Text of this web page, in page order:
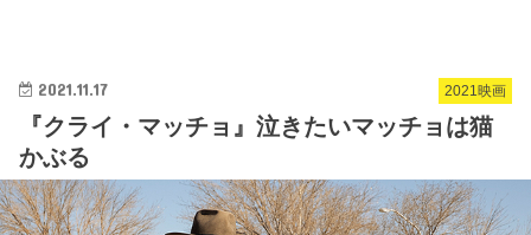
2021映画
2021.11.17
『クライ・マッチョ』泣きたいマッチョは猫
かぶる